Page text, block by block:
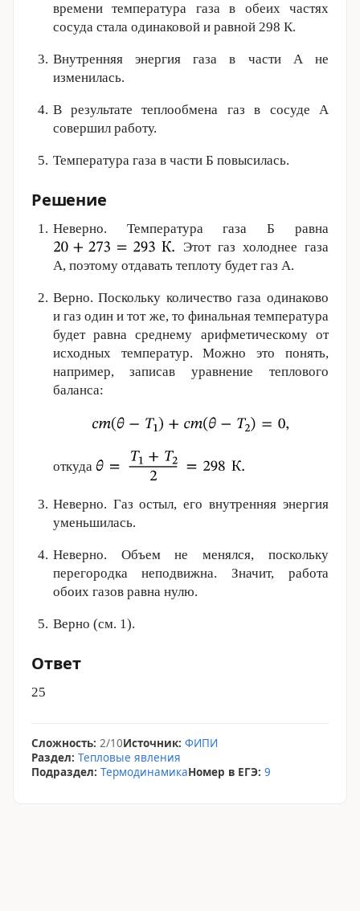
времени температура газа в обеих частях
сосуда стала одинаковой и равной 298 К.
Внутренняя энергия газа в части А не
изменилась.
В результате теплообмена газ в сосуде А
совершил работу.
Температура газа в части Б повысилась.
Решение
Неверно. Температура газа Б равна
Этот газ холоднее газа
А, поэтому отдавать теплоту будет газ А.
Верно. Поскольку количество газа одинаково
и газ один и тот же, то финальная температура
будет равна среднему арифметическому от
исходных температур. Можно это понять,
например, записав уравнение теплового
баланса:
откуда
Неверно. Газ остыл, его внутренняя энергия
уменьшилась.
Неверно. Объем не менялся, поскольку
перегородка неподвижна. Значит, работа
обоих газов равна нулю.
Верно (см. 1).
Ответ
25
Сложность: 2/10Источник: ФИПИ
Раздел: Тепловые явления
Подраздел: ТермодинамикаНомер в ЕГЭ: 9